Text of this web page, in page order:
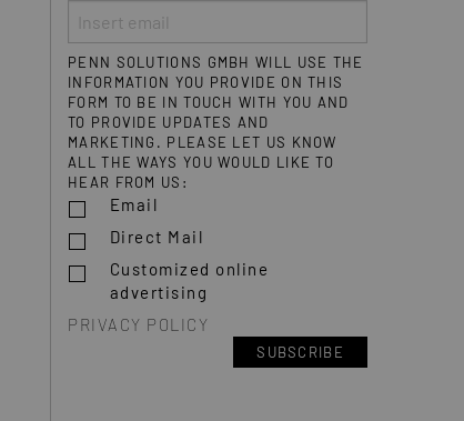
PENN SOLUTIONS GMBH WILL USE THE
INFORMATION YOU PROVIDE ON THIS
FORM TO BE IN TOUCH WITH YOU AND
TO PROVIDE UPDATES AND
MARKETING. PLEASE LET US KNOW
ALL THE WAYS YOU WOULD LIKE TO
HEAR FROM US:
Email
Direct Mail
Customized online
advertising
PRIVACY POLICY
SUBSCRIBE